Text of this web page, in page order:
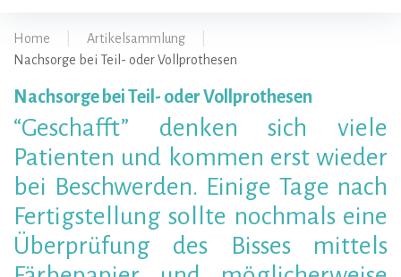
Home Artikelsammlung
Nachsorge bei Teil- oder Vollprothesen
Nachsorge
bei
Teil-
Nachsorge bei Teil- oder Vollprothesen
“Geschafft” denken sich viele
Patienten und kommen erst wieder
bei Beschwerden. Einige Tage nach
Fertigstellung sollte nochmals eine
Überprüfung des Bisses mittels